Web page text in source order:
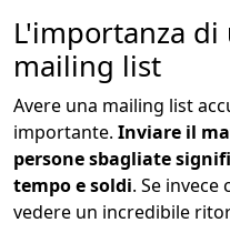
L'importanza di
mailing list
Avere una mailing list
importante. Inviare il
persone sbagliate
tempo e soldi. Se
vedere un incredibile